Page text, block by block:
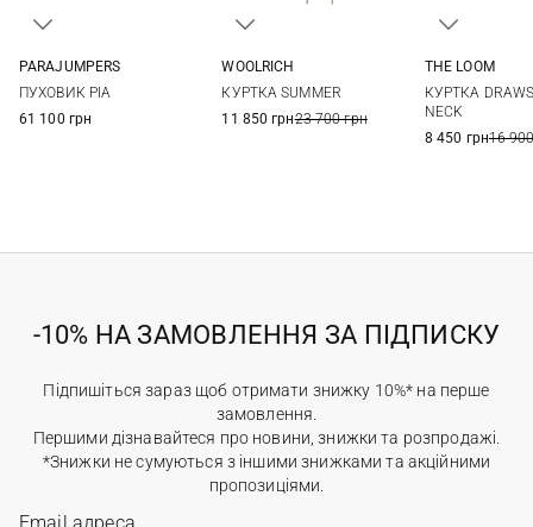
PARAJUMPERS
ПУХОВИК PIA
61 100 грн
WOOLRICH
КУРТКА SUMMER
11 850 грн23 700 грн
THE LOOM
КУРТКА
NECK
8 450 грн16
-10% НА ЗАМОВЛЕННЯ ЗА ПІДПИСКУ
Підпишіться зараз щоб отримати знижку 10%* на перше
замовлення.
Першими дізнавайтеся про новини, знижки та розпродажі.
*Знижки не сумуються з іншими знижками та акційними
пропозиціями.